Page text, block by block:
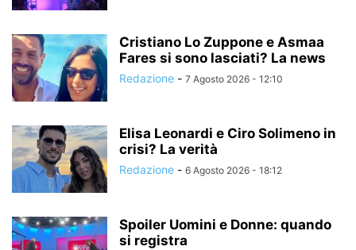
Cristiano Lo Zuppone e Asmaa
Fares si sono lasciati? La news
Redazione - 7 Agosto 2026 - 12:10
Elisa Leonardi e Ciro Solimeno in
crisi? La verità
Redazione - 6 Agosto 2026 - 18:12
Spoiler Uomini e Donne: quando
si registra